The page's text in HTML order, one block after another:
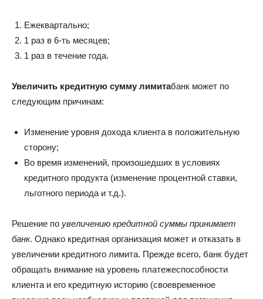
Ежеквартально;
1 раз в 6-ть месяцев;
1 раз в течение года.
Увеличить кредитную сумму лимитабанк может по
следующим причинам:
Изменение уровня дохода клиента в положительную
сторону;
Во время изменений, произошедших в условиях
кредитного продукта (изменение процентной ставки,
льготного периода и т.д.).
Решение по увеличению кредитной суммы принимает
банк. Однако кредитная организация может и отказать в
увеличении кредитного лимита. Прежде всего, банк будет
обращать внимание на уровень платежеспособности
клиента и его кредитную историю (своевременное